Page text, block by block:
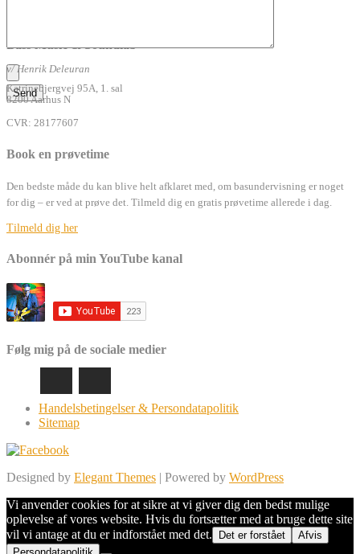
Bass Music & Soundlab
v/ Henrik Deleuran
Katrinebjergvej 95A, 1. sal
8200 Aarhus N
CVR: 28177607
Book en prøvetime
Den bedste måde du kan blive helt afklaret med, om basundervisning er noget
for dig – er ved at prøve det. Tilmeld dig en gratis prøvetime allerede i dag.
Tilmeld dig her
Abonnér på min YouTube kanal
Følg mig på de sociale medier
Handelsbetingelser & Persondatapolitik
Sitemap
Designed by Elegant Themes | Powered by WordPress
Vi anvender cookies for at sikre at vi giver dig den bedst mulige
oplevelse af vores website. Hvis du fortsætter med at bruge dette site
vil vi antage at du er indforstået med det.
Det er forstået
Afvis